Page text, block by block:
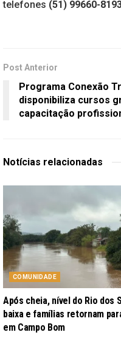
telefones (51) 99660-
Post Anterior
Programa Conexão
disponibiliza cursos
capacitação
Notícias relacionadas
COMUNIDADE
Após cheia, nível do Rio dos
baixa e famílias retornam
em Campo Bom